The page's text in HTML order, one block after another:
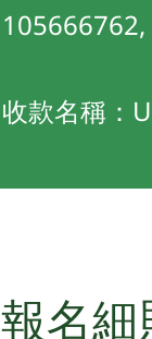
105666762,
收款名稱：
報名細